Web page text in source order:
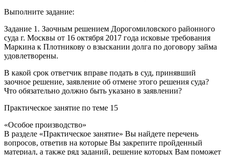
Выполните задание:
Задание 1. Заочным решением Дорогомиловского районного
суда г. Москвы от 16 октября 2017 года исковые требования
Маркина к Плотникову о взыскании долга по договору займа
удовлетворены.
В какой срок ответчик вправе подать в суд, принявший
заочное решение, заявление об отмене этого решения суда?
Что обязательно должно быть указано в заявлении?
Практическое занятие по теме 15
«Особое производство»
В разделе «Практическое занятие» Вы найдете перечень
вопросов, ответив на которые Вы закрепите пройденный
материал, а также ряд заданий, решение которых Вам поможет